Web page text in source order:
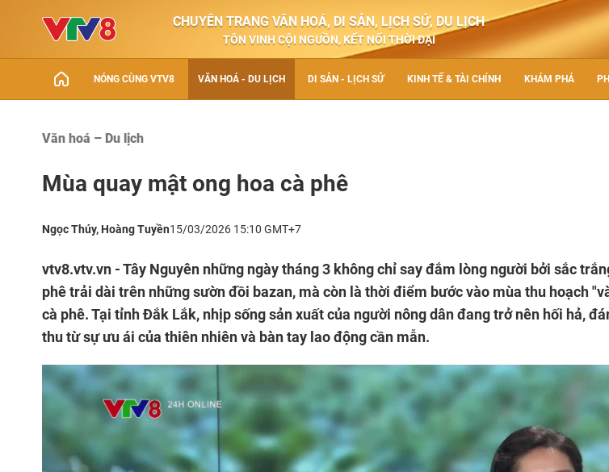
CHUYÊN TRANG VĂN HOÁ, DI SẢN, LỊCH SỬ, DU LỊCH
TÔN VINH CỘI NGUỒN, KẾT NỐI THỜI ĐẠI
NÓNG CÙNG VTV8 VĂN HOÁ - DU LỊCH DI SẢN - LỊCH SỬ KINH TẾ & TÀI CHÍNH KHÁM PHÁ
Văn hoá – Du lịch
Mùa quay mật ong hoa cà phê
Ngọc Thúy, Hoàng Tuyền15/03/2026 15:10 GMT+7
vtv8.vtv.vn - Tây Nguyên những ngày tháng 3 không chỉ say đắm lòng người bởi sắc
phê trải dài trên những sườn đồi bazan, mà còn là thời điểm bước vào mùa thu hoạch
cà phê. Tại tỉnh Đắk Lắk, nhịp sống sản xuất của người nông dân đang trở nên hối hả,
thu từ sự ưu ái của thiên nhiên và bàn tay lao động cần mẫn.